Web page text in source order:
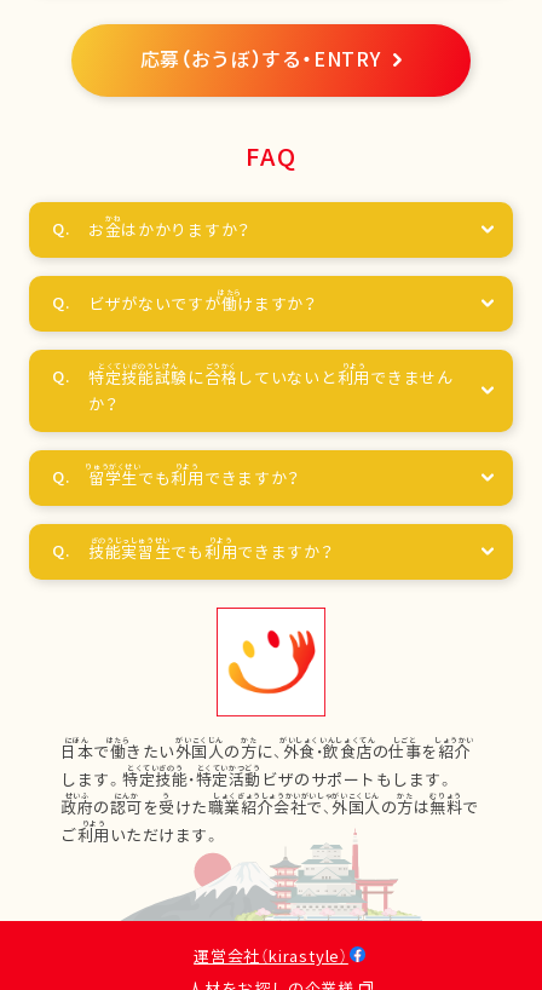
応募（おうぼ）する・ENTRY
FAQ
お金はかかりますか？
ビザがないですが働けますか？
特定技能試験に合格 していないと利用 できません
か？
留学生でも利用 できますか？
技能実習生でも利用できますか？
日本で働きたい外国人の方に、 外食 ・飲食店の仕事を紹介
します。特定技能・特定活動 ビザのサポートもします。
政府の認可を受けた職業紹介会社で、 外国人の方は無料で
ご利用 いただけます。
運営会社（kirastyle）